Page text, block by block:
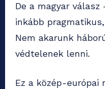
De a magyar
inkább
Nem akarunk
védtelenek lenni.
Ez a közép-európai